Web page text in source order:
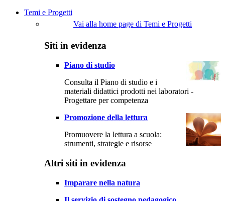
Temi e Progetti
Vai alla home page di Temi e Progetti
Siti in evidenza
Piano di studio
Consulta il Piano di studio e i
materiali didattici prodotti nei laboratori -
Progettare per competenza
Promozione della lettura
Promuovere la lettura a scuola:
strumenti, strategie e risorse
Altri siti in evidenza
Imparare nella natura